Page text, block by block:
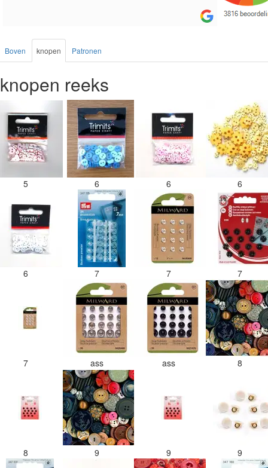
Boven knopen Patronen
knopen reeks
5 6 6 6
6 7 7 7
7 ass ass 8
8 9 9 9